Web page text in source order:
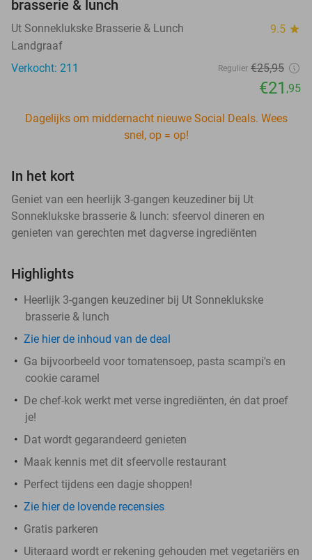
brasserie & lunch
Ut Sonneklukske Brasserie & Lunch 9.5 star
Landgraaf
Verkocht: 211
Regulier €25,95
€21 ,95
Dagelijks om middernacht nieuwe Social Deals. Wees
snel, op = op!
In het kort
Geniet van een heerlijk 3-gangen keuzediner bij Ut
Sonneklukske brasserie & lunch: sfeervol dineren en
genieten van gerechten met dagverse ingrediënten
Highlights
Heerlijk 3-gangen keuzediner bij Ut Sonneklukske
brasserie & lunch
Zie hier de inhoud van de deal
Ga bijvoorbeeld voor tomatensoep, pasta scampi's en
cookie caramel
De chef-kok werkt met verse ingrediënten, én dat proef
je!
Dat wordt gegarandeerd genieten
Maak kennis met dit sfeervolle restaurant
Perfect tijdens een dagje shoppen!
Zie hier de lovende recensies
Gratis parkeren
Uiteraard wordt er rekening gehouden met vegetariërs en